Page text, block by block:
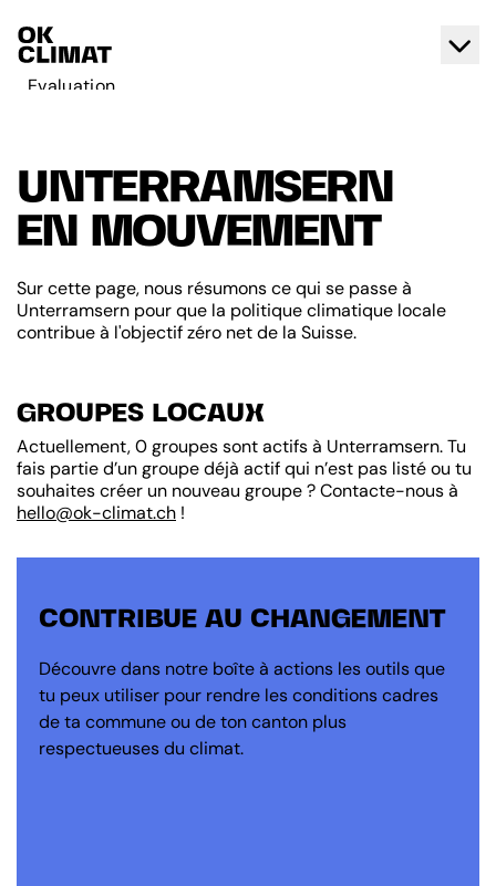
Evaluation
Contact
Français
UNTERRAMSERN
EN MOUVEMENT
Sur cette page, nous résumons ce qui se passe à
Unterramsern pour que la politique climatique locale
contribue à l'objectif zéro net de la Suisse.
GROUPES LOCAUX
Actuellement, 0 groupes sont actifs à Unterramsern. Tu
fais partie d’un groupe déjà actif qui n’est pas listé ou tu
souhaites créer un nouveau groupe ? Contacte-nous à
hello@ok-climat.ch !
CONTRIBUE AU CHANGEMENT
Découvre dans notre boîte à actions les outils que
tu peux utiliser pour rendre les conditions cadres
de ta commune ou de ton canton plus
respectueuses du climat.